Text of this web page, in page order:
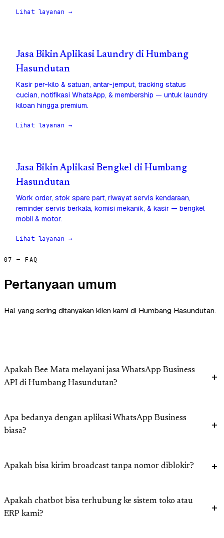
Lihat layanan →
Jasa Bikin Aplikasi Laundry di Humbang
Hasundutan
Kasir per-kilo & satuan, antar-jemput, tracking status
cucian, notifikasi WhatsApp, & membership — untuk laundry
kiloan hingga premium.
Lihat layanan →
Jasa Bikin Aplikasi Bengkel di Humbang
Hasundutan
Work order, stok spare part, riwayat servis kendaraan,
reminder servis berkala, komisi mekanik, & kasir — bengkel
mobil & motor.
Lihat layanan →
07 — FAQ
Pertanyaan umum
Hal yang sering ditanyakan klien kami di Humbang Hasundutan.
Apakah Bee Mata melayani jasa WhatsApp Business
API di Humbang Hasundutan?
Apa bedanya dengan aplikasi WhatsApp Business
biasa?
Apakah bisa kirim broadcast tanpa nomor diblokir?
Apakah chatbot bisa terhubung ke sistem toko atau
ERP kami?